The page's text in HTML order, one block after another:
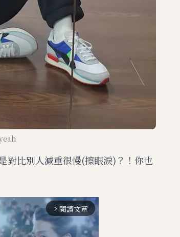
對比別人減重很慢(擦眼淚)？！你也
arrow_forward_ios 閱讀文章